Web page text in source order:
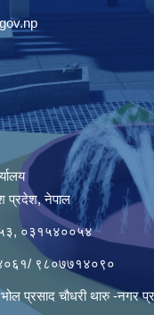
प्रदेश, नेपाल
०३१५४००५४
९८०७७१४०९०
प्रसाद चौधरी थारु -नगर